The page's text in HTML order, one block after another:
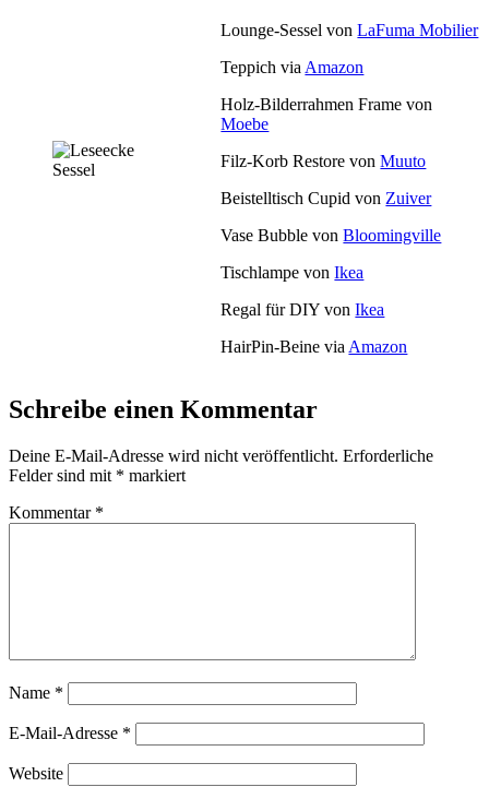
Lounge-Sessel vonLaFuma Mobilier
Teppich via Amazon
Holz-Bilderrahmen Frame von
Moebe
Filz-Korb Restore vonMuuto
Beistelltisch Cupid von Zuiver
Vase Bubble vonBloomingville
Tischlampe vonIkea
Regal für DIY vonIkea
HairPin-Beine via Amazon
Schreibe einen Kommentar
Deine E-Mail-Adresse wird nicht veröffentlicht. Erforderliche
Felder sind mit * markiert
Kommentar *
Name *
E-Mail-Adresse *
Website